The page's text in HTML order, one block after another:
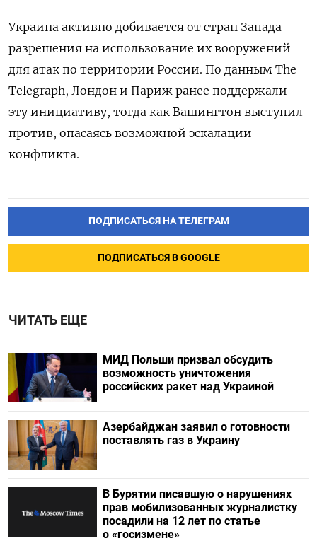
Украина активно добивается от стран Запада
разрешения на использование их вооружений
для атак по территории России. По данным The
Telegraph, Лондон и Париж ранее поддержали
эту инициативу, тогда как Вашингтон выступил
против, опасаясь возможной эскалации
конфликта.
ПОДПИСАТЬСЯ НА ТЕЛЕГРАМ
ПОДПИСАТЬСЯ В GOOGLE
ЧИТАТЬ ЕЩЕ
МИД Польши призвал обсудить
возможность уничтожения
российских ракет над Украиной
Азербайджан заявил о готовности
поставлять газ в Украину
В Бурятии писавшую о нарушениях
прав мобилизованных журналистку
посадили на 12 лет по статье
о «госизмене»